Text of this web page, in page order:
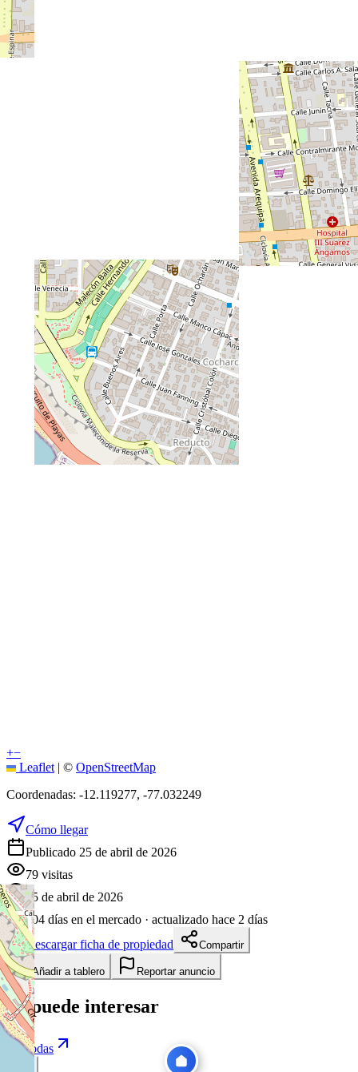
+−
Leaflet | © OpenStreetMap
Coordenadas: -12.119277, -77.032249
Cómo llegar
Publicado 25 de abril de 2026
79 visitas
25 de abril de 2026
104 días en el mercado · actualizado hace 2 días
Descargar ficha de propiedad
Compartir
Añadir a tablero Reportar anuncio
Te puede interesar
Ver todas